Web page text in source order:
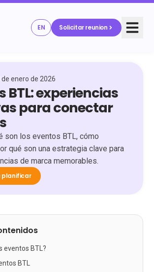
EN Solicitar reunion
de enero de 2026
BTL: experiencias
para conectar
son los eventos BTL, cómo
qué son una estrategia clave para
de marca memorables.
planificar
eventos BTL?
BTL